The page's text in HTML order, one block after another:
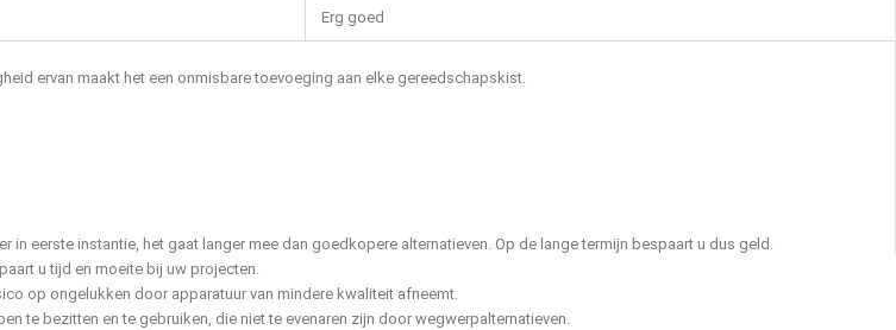
Erg goed
ervan maakt het een onmisbare toevoeging aan elke gereedschapskist.
in eerste instantie, het gaat langer mee dan goedkopere alternatieven. Op de lange termijn bespaart u dus geld.
u tijd en moeite bij uw projecten.
op ongelukken door apparatuur van mindere kwaliteit afneemt.
te bezitten en te gebruiken, die niet te evenaren zijn door wegwerpalternatieven.